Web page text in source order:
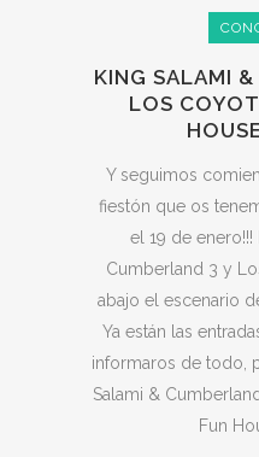
KING SALAMI
LOS
Y seguimos
fiestón que os
el 19 de enero!!!
Cumberland 3 y
abajo el escenario
Ya están las
informaros de todo,
Salami &
Fun